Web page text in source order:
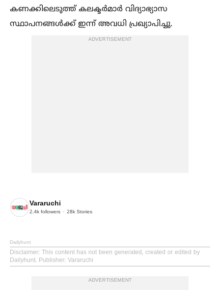
കണക്കിലെടുത്ത് കലക്ടര്‍മാര്‍ വിദ്യാഭ്യാസ
സ്ഥാപനങ്ങള്‍ക്ക് ഇന്ന്‌ അവധി പ്രഖ്യാപിച്ചു.
ADVERTISEMENT
Vararuchi
2.4k followers 28k Stories
Dailyhunt
Disclaimer: This content has not been generated, created or edited by
Dailyhunt. Publisher: Vararuchi
ADVERTISEMENT